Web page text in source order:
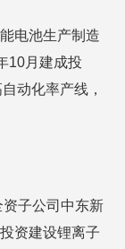
电池生产制造
10月建成投
动化率产线，
子公司中东新
资建设锂离子